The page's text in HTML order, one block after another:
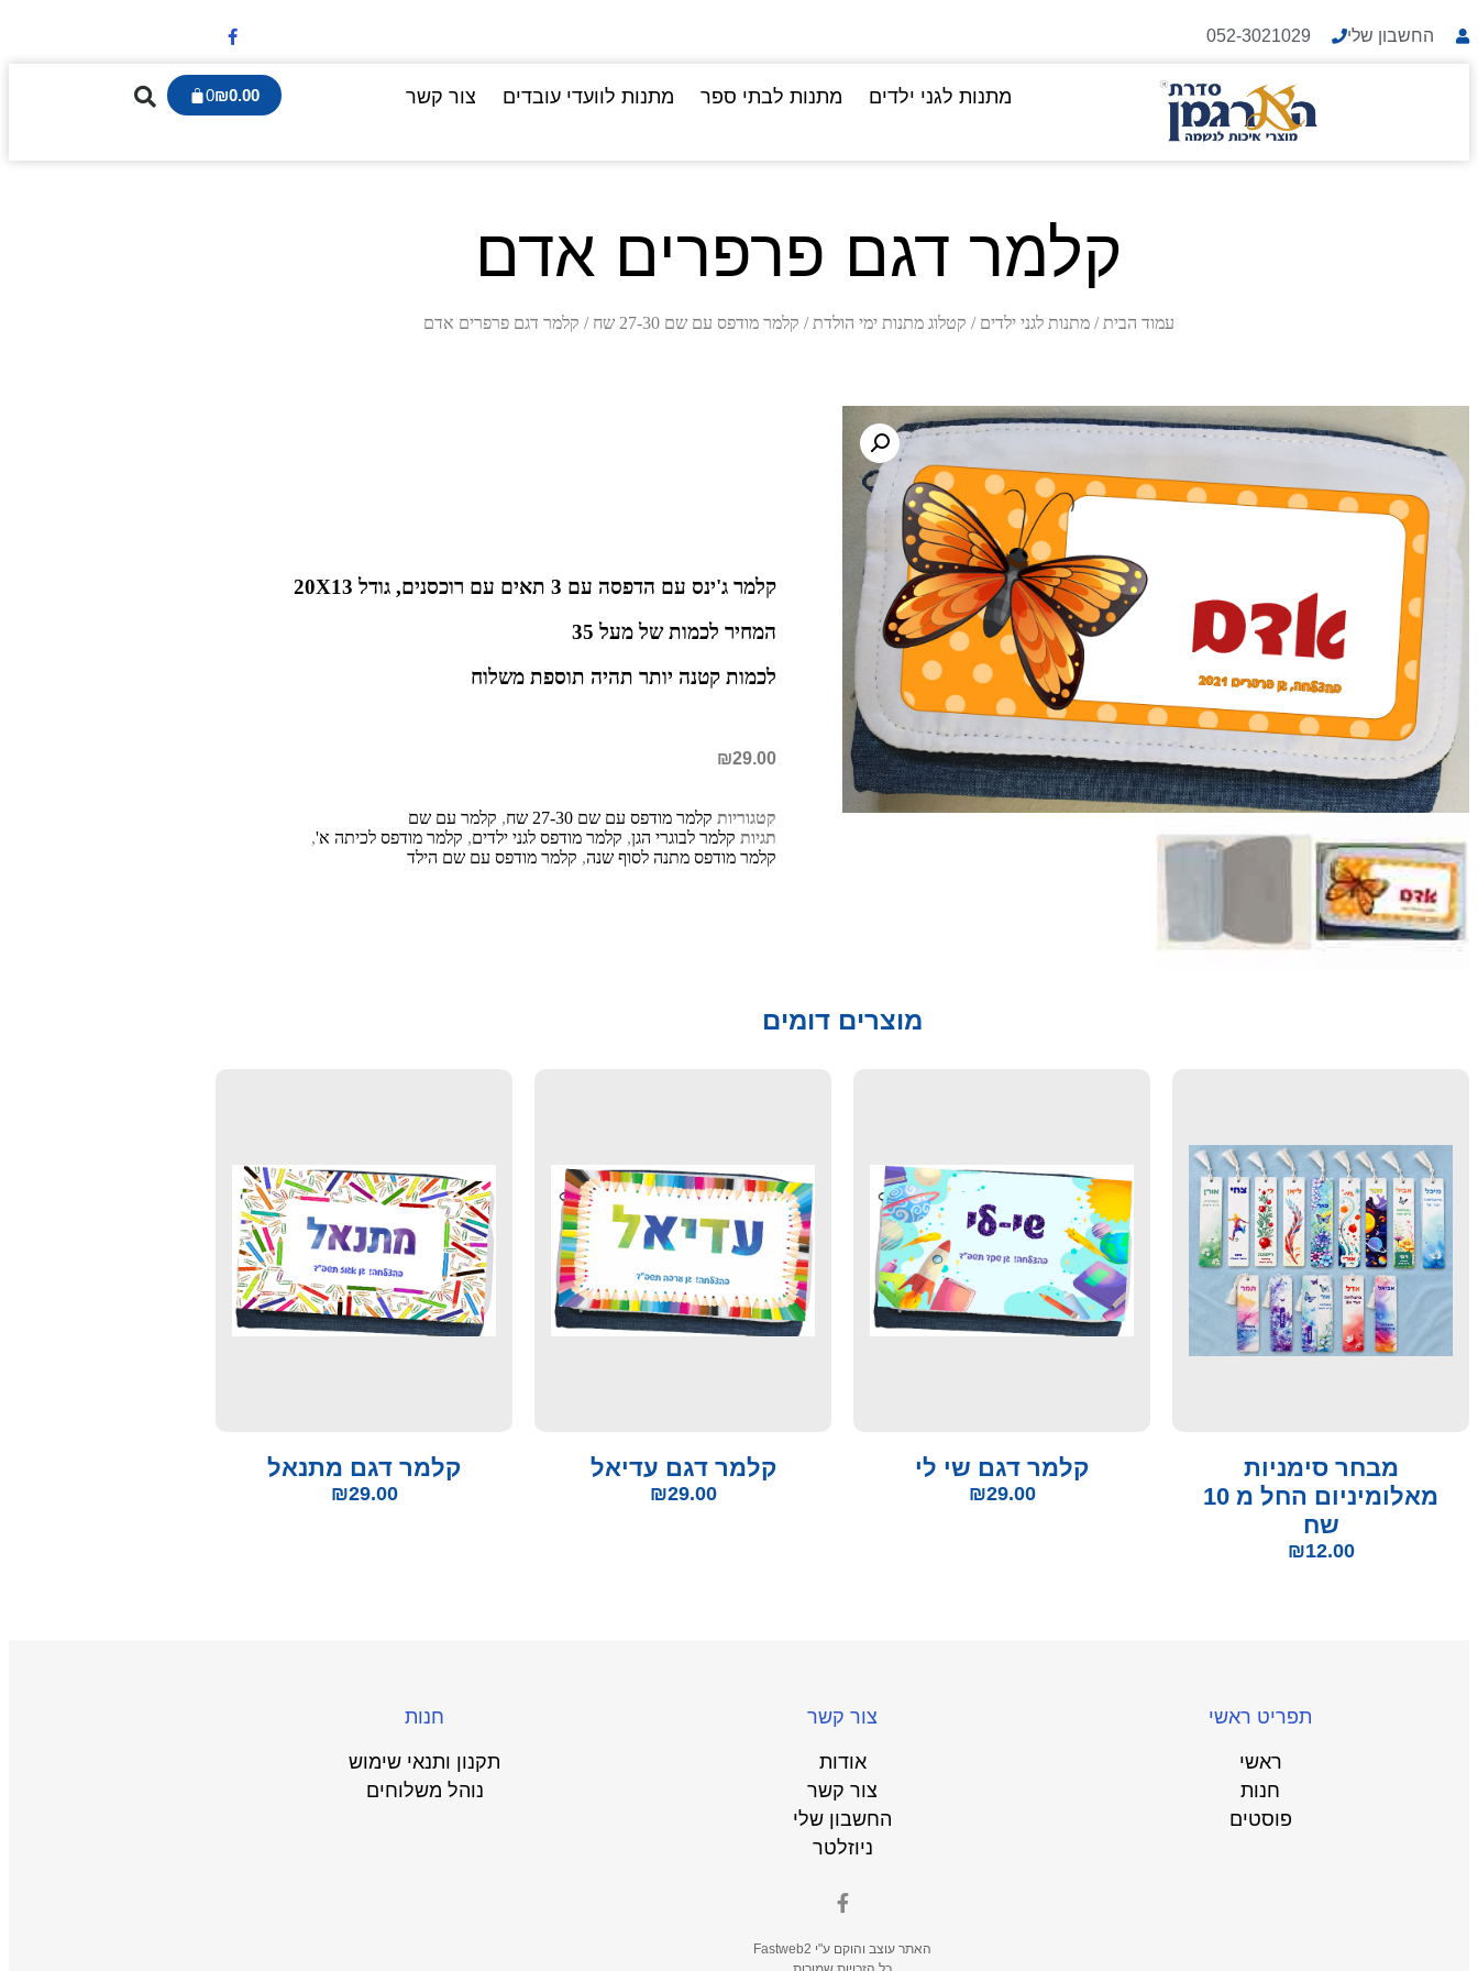
החשבון שלי 052-3021029
מתנות לגני ילדים מתנות לבתי ספר מתנות לוועדי עובדים צור קשר ₪0.00
0
קלמר דגם פרפרים אדם
עמוד הבית /מתנות לגני ילדים / קטלוג מתנות ימי הולדת / קלמר מודפס עם שם 27-30 שח / קלמר דגם פרפרים אדם
קלמר ג'ינס עם הדפסה עם 3 תאים עם רוכסנים, גודל 20X13
המחיר לכמות של מעל 35
לכמות קטנה יותר תהיה תוספת משלוח
₪29.00
קטגוריות קלמר מודפס עם שם 27-30 שח , קלמר עם שם
תגיות קלמר לבוגרי הגן, קלמר מודפס לגני ילדים, קלמר מודפס לכיתה א',
קלמר מודפס מתנה לסוף שנה, קלמר מודפס עם שם הילד
מוצרים דומים
מבחר סימניות
מאלומיניום החל מ 10
שח
₪12.00
קלמר דגם שי לי
₪29.00
קלמר דגם עדיאל
₪29.00
קלמר דגם מתנאל
₪29.00
תפריט ראשי
ראשי
חנות
פוסטים
צור קשר
אודות
צור קשר
החשבון שלי
ניוזלטר
חנות
תקנון ותנאי שימוש
נוהל משלוחים
האתר עוצב והוקם ע"י Fastweb2